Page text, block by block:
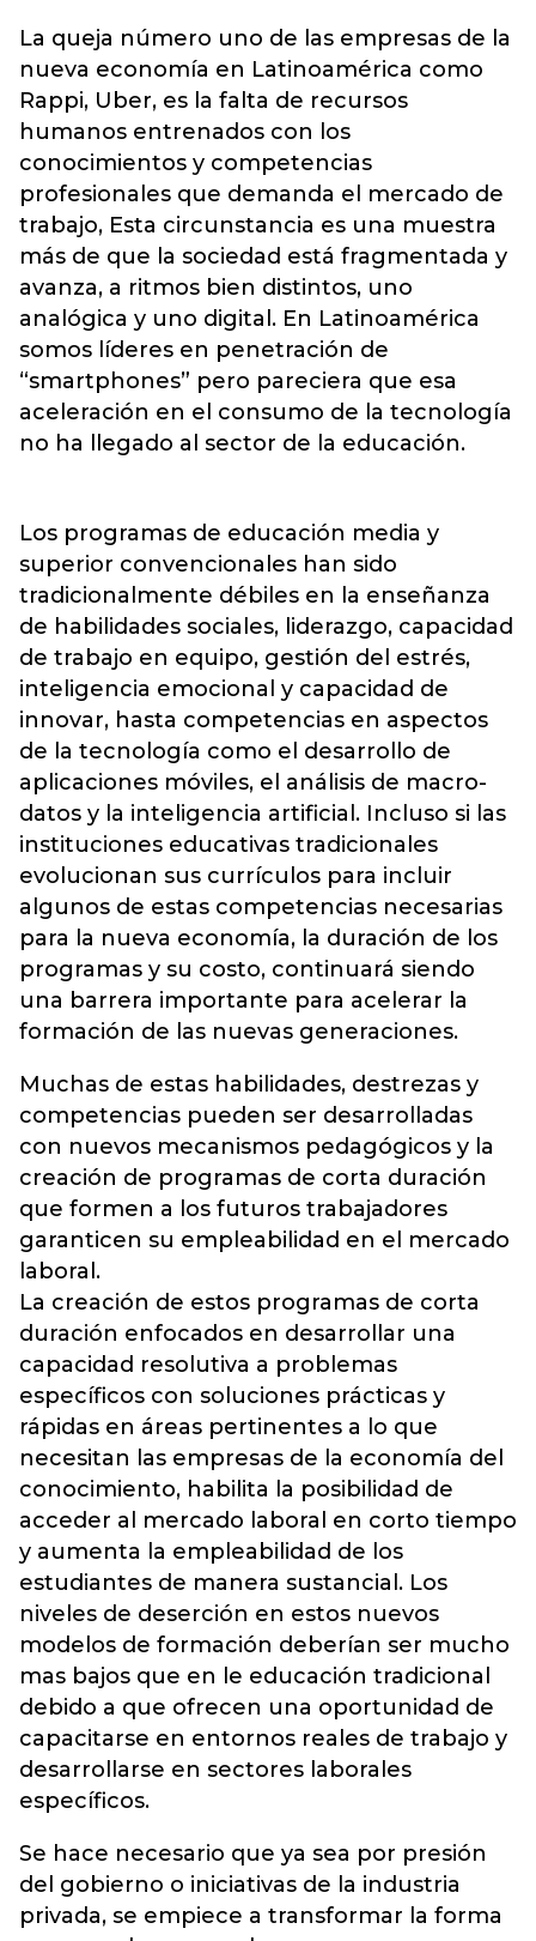
La queja número uno de las empresas de la
nueva economía en Latinoamérica como
Rappi, Uber, es la falta de recursos
humanos entrenados con los
conocimientos y competencias
profesionales que demanda el mercado de
trabajo, Esta circunstancia es una muestra
más de que la sociedad está fragmentada y
avanza, a ritmos bien distintos, uno
analógica y uno digital. En Latinoamérica
somos líderes en penetración de
“smartphones” pero pareciera que esa
aceleración en el consumo de la tecnología
no ha llegado al sector de la educación.
Los programas de educación media y
superior convencionales han sido
tradicionalmente débiles en la enseñanza
de habilidades sociales, liderazgo, capacidad
de trabajo en equipo, gestión del estrés,
inteligencia emocional y capacidad de
innovar, hasta competencias en aspectos
de la tecnología como el desarrollo de
aplicaciones móviles, el análisis de macro-
datos y la inteligencia artificial. Incluso si las
instituciones educativas tradicionales
evolucionan sus currículos para incluir
algunos de estas competencias necesarias
para la nueva economía, la duración de los
programas y su costo, continuará siendo
una barrera importante para acelerar la
formación de las nuevas generaciones.
Muchas de estas habilidades, destrezas y
competencias pueden ser desarrolladas
con nuevos mecanismos pedagógicos y la
creación de programas de corta duración
que formen a los futuros trabajadores
garanticen su empleabilidad en el mercado
laboral.
La creación de estos programas de corta
duración enfocados en desarrollar una
capacidad resolutiva a problemas
específicos con soluciones prácticas y
rápidas en áreas pertinentes a lo que
necesitan las empresas de la economía del
conocimiento, habilita la posibilidad de
acceder al mercado laboral en corto tiempo
y aumenta la empleabilidad de los
estudiantes de manera sustancial. Los
niveles de deserción en estos nuevos
modelos de formación deberían ser mucho
mas bajos que en le educación tradicional
debido a que ofrecen una oportunidad de
capacitarse en entornos reales de trabajo y
desarrollarse en sectores laborales
específicos.
Se hace necesario que ya sea por presión
del gobierno o iniciativas de la industria
privada, se empiece a transformar la forma